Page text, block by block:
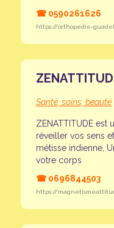
☎ 0590261626
https://orthopedie-
Santé, soins, beauté
ZENATTITUDE est
réveiller vos sens
métisse indienne,
votre corps
☎ 0696844503
https://